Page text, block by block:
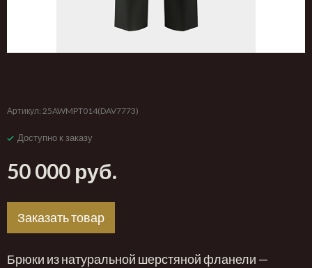
Артикул: 25AWMPT014(DAV7773)
Доступно к заказу
50 000 руб.
Заказать товар
Брюки из натуральной шерстяной фланели —